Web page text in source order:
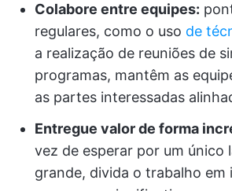
Colabore entre equipes:
regulares, como o uso de
a realização de reuniões de
programas, mantêm as
as partes interessadas
Entregue valor de forma
vez de esperar por um único
grande, divida o trabalho em